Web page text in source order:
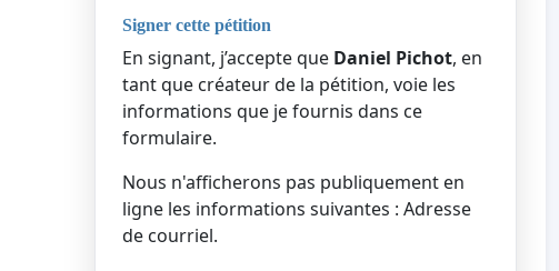
Signer cette pétition
En signant, j’accepte que Daniel Pichot, en
tant que créateur de la pétition, voie les
informations que je fournis dans ce
formulaire.
Nous n'afficherons pas publiquement en
ligne les informations suivantes : Adresse
de courriel.